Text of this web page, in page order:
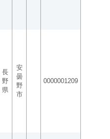
長
野
県
安
曇
野
市
0000001209